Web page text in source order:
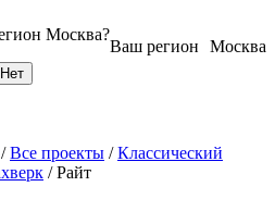
Москва
Ваш регион
Москва?
/Все проекты /Классический
/Райт